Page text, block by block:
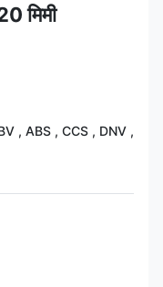
मिमी
, ABS , CCS , DNV ,